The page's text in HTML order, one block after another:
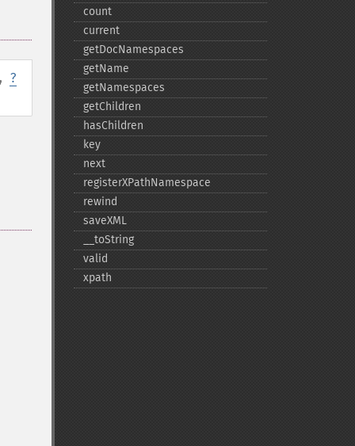
, ?
count
current
getDocNamespaces
getName
getNamespaces
getChildren
hasChildren
key
next
registerXPathNamespace
rewind
saveXML
_​_​toString
valid
xpath